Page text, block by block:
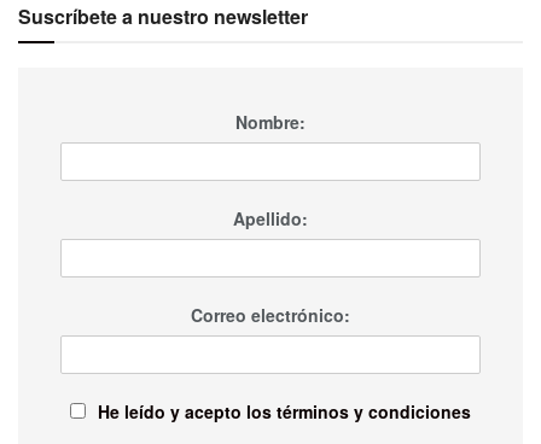
Suscríbete a nuestro newsletter
Nombre:
Apellido:
Correo electrónico:
He leído y acepto los términos y condiciones